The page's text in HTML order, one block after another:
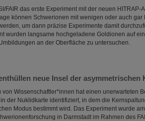
FAIR das erste Experiment mit der neuen HITRAP-
können Schwerionen mit wenigen oder auch gar
um dann präzise Experimente damit
wurden langsame hochgeladene Goldionen auf
an der Oberfläche zu untersuchen.
neue Insel der asymmetrischen
von Wissenschaftler*innen hat einen unerwarteten
der Nuklidkarte identifiziert, in dem die
Modus bestimmt wird. Das Experiment wurde
in Darmstadt im Rahmen des